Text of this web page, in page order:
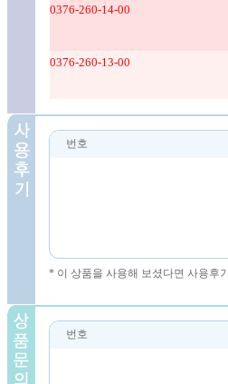
0376-260-14-00
0376-260-13-00
번호
* 이 상품을 사용해 보셨다면 사용후
번호